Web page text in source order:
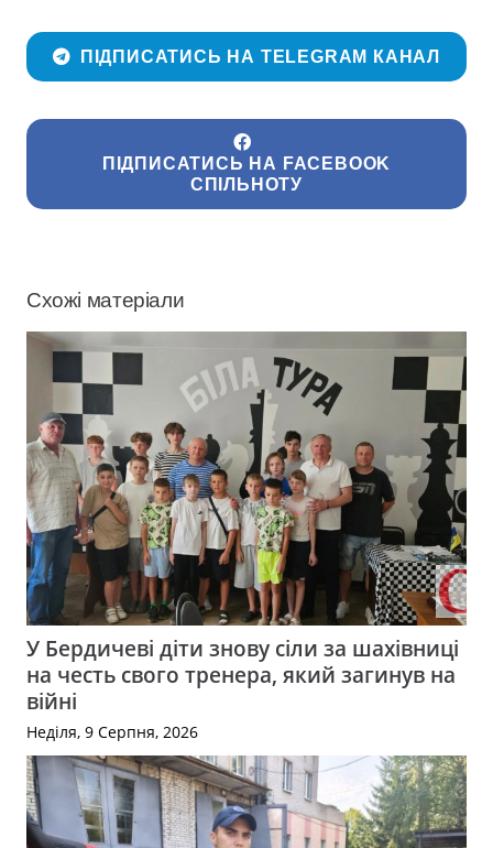
ПІДПИСАТИСЬ НА TELEGRAM КАНАЛ
ПІДПИСАТИСЬ НА FACEBOOK
СПІЛЬНОТУ
Схожі матеріали
У Бердичеві діти знову сіли за шахівниці
на честь свого тренера, який загинув на
війні
Неділя, 9 Серпня, 2026